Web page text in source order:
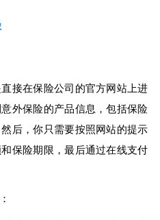
接在保险公司的官方网站上进
外保险的产品信息，包括保险
后，你只需要按照网站的提示
保险期限，最后通过在线支付